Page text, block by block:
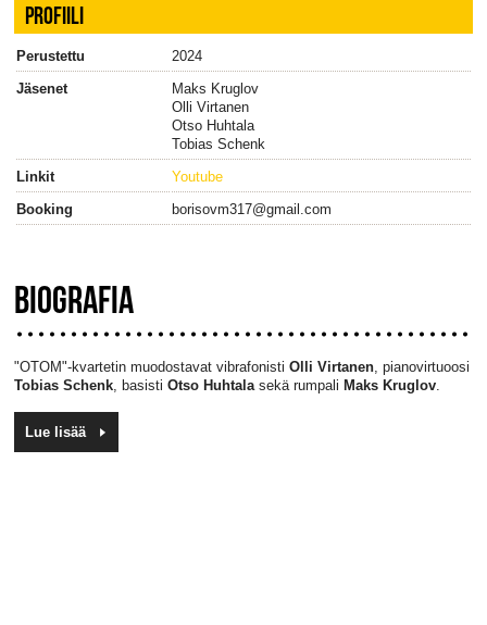
PROFIILI
Perustettu
2024
Jäsenet
Maks Kruglov
Olli Virtanen
Otso Huhtala
Tobias Schenk
Linkit
Youtube
Booking
borisovm317@gmail.com
BIOGRAFIA
"OTOM"-kvartetin muodostavat vibrafonisti Olli Virtanen, pianovirtuoosi
Tobias Schenk, basisti Otso Huhtalasekä rumpali Maks Kruglov.
Lue lisää